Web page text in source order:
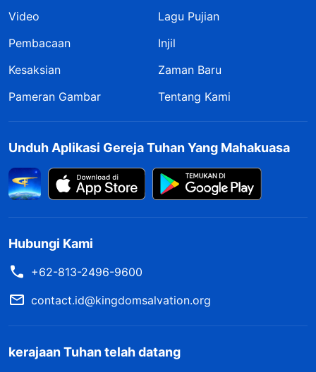
Video
Lagu Pujian
Pembacaan
Injil
Kesaksian
Zaman Baru
Pameran Gambar
Tentang Kami
Unduh Aplikasi Gereja Tuhan Yang Mahakuasa
Hubungi Kami
+62-813-2496-9600
contact.id@kingdomsalvation.org
kerajaan Tuhan telah datang